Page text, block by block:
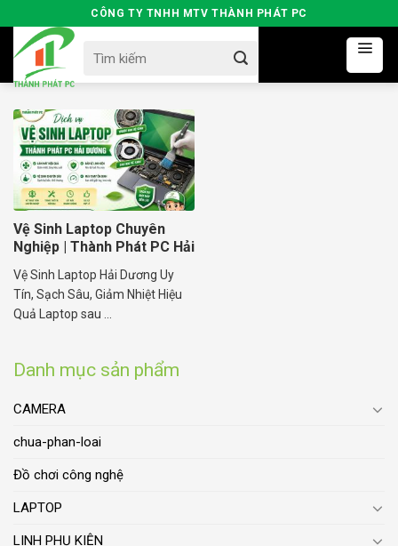
to
content
CÔNG TY TNHH MTV THÀNH PHÁT PC
for:
Danh mục sản phẩm
CAMERA
chua-phan-loai
Đồ chơi công nghệ
LAPTOP
LINH PHỤ KIỆN
Vệ Sinh Laptop Chuyên
Nghiệp | Thành Phát PC Hải
Vệ Sinh Laptop Hải Dương Uy
Tín, Sạch Sâu, Giảm Nhiệt Hiệu
Quả Laptop sau ...